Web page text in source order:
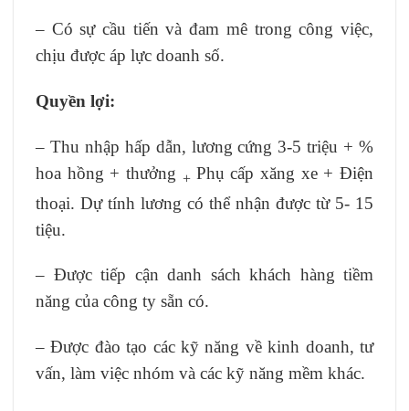
– Có sự cầu tiến và đam mê trong công việc,
chịu được áp lực doanh số.
Quyền lợi:
– Thu nhập hấp dẫn, lương cứng 3-5 triệu + %
hoa hồng + thưởng + Phụ cấp xăng xe + Điện
thoại. Dự tính lương có thể nhận được từ 5- 15
tiệu.
– Được tiếp cận danh sách khách hàng tiềm
năng của công ty sẵn có.
– Được đào tạo các kỹ năng về kinh doanh, tư
vấn, làm việc nhóm và các kỹ năng mềm khác.